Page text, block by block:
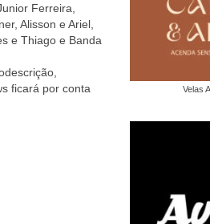
Ferreira,
Alisson e Ariel,
e Thiago e Banda
ficará por conta
Velas